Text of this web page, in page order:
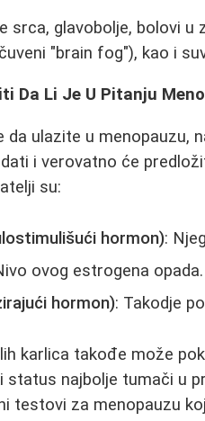
srca, glavobolje, bolovi
"brain fog"), kao i
Da Li Je U Pitanju
da ulazite u menopauzu,
i verovatno će
su:
hormon):
ovog estrogena opada.
hormon): Takodje
karlica takođe može
status najbolje tumači u
testovi za menopauzu